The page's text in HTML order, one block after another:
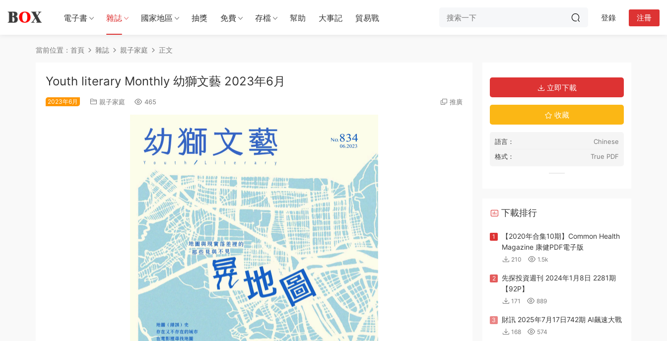
電子書 雜誌 國家地區 抽獎 免費 存檔 幫助 大事記 貿易戰 登錄 注冊
當前位置： 首頁 雜誌 親子家庭 正文
Youth literary Monthly 幼獅文藝 2023年6月
2023年6月 親子家庭 465 推廣
立即下載
收藏
語言：
Chinese
格式：
True PDF
下載排行
1
【2020年合集10期】Common Health
Magazine 康健PDF電子版
210 1.5k
2
先探投資週刊 2024年1月8日 2281期
【92P】
171 889
3 財訊 2025年7月17日742期 AI飆速大戰
168 574